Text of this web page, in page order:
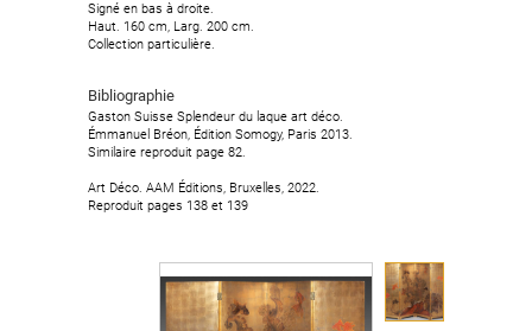
Signé en bas à droite.
Haut. 160 cm, Larg. 200 cm.
Collection particulière.
Bibliographie
Gaston Suisse Splendeur du laque art déco.
Émmanuel Bréon, Édition Somogy, Paris 2013.
Similaire reproduit page 82.
Art Déco. AAM Éditions, Bruxelles, 2022.
Reproduit pages 138 et 139